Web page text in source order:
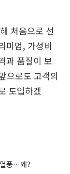
처음으로 선
미엄, 가성비
과 품질이 보
으로도 고객의
도입하겠
풍…왜?